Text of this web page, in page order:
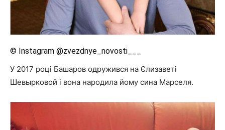
© Instagram @zvezdnye_novosti___
У 2017 році Башаров одружився на Єлизаветі
Шевырковой і вона народила йому сина Марселя.